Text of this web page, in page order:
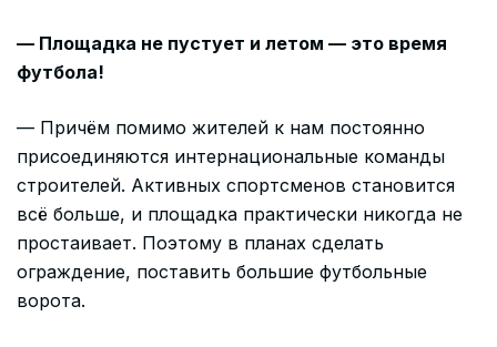
— Площадка не пустует и летом — это время
футбола!
— Причём помимо жителей к нам постоянно
присоединяются интернациональные команды
строителей. Активных спортсменов становится
всё больше, и площадка практически никогда не
простаивает. Поэтому в планах сделать
ограждение, поставить большие футбольные
ворота.